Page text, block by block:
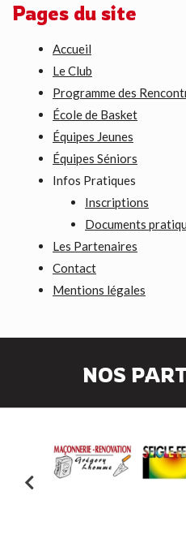
Pages du site
Accueil
Le Club
Programme des
École de Basket
Équipes Jeunes
Équipes Séniors
Infos Pratiques
Inscriptions
Documents
Les Partenaires
Contact
Mentions légales
NOS